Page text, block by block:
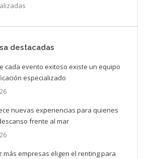
destacadas
cada evento exitoso existe un equipo
especializado
nuevas experiencias para quienes
frente al mar
más empresas eligen el renting para